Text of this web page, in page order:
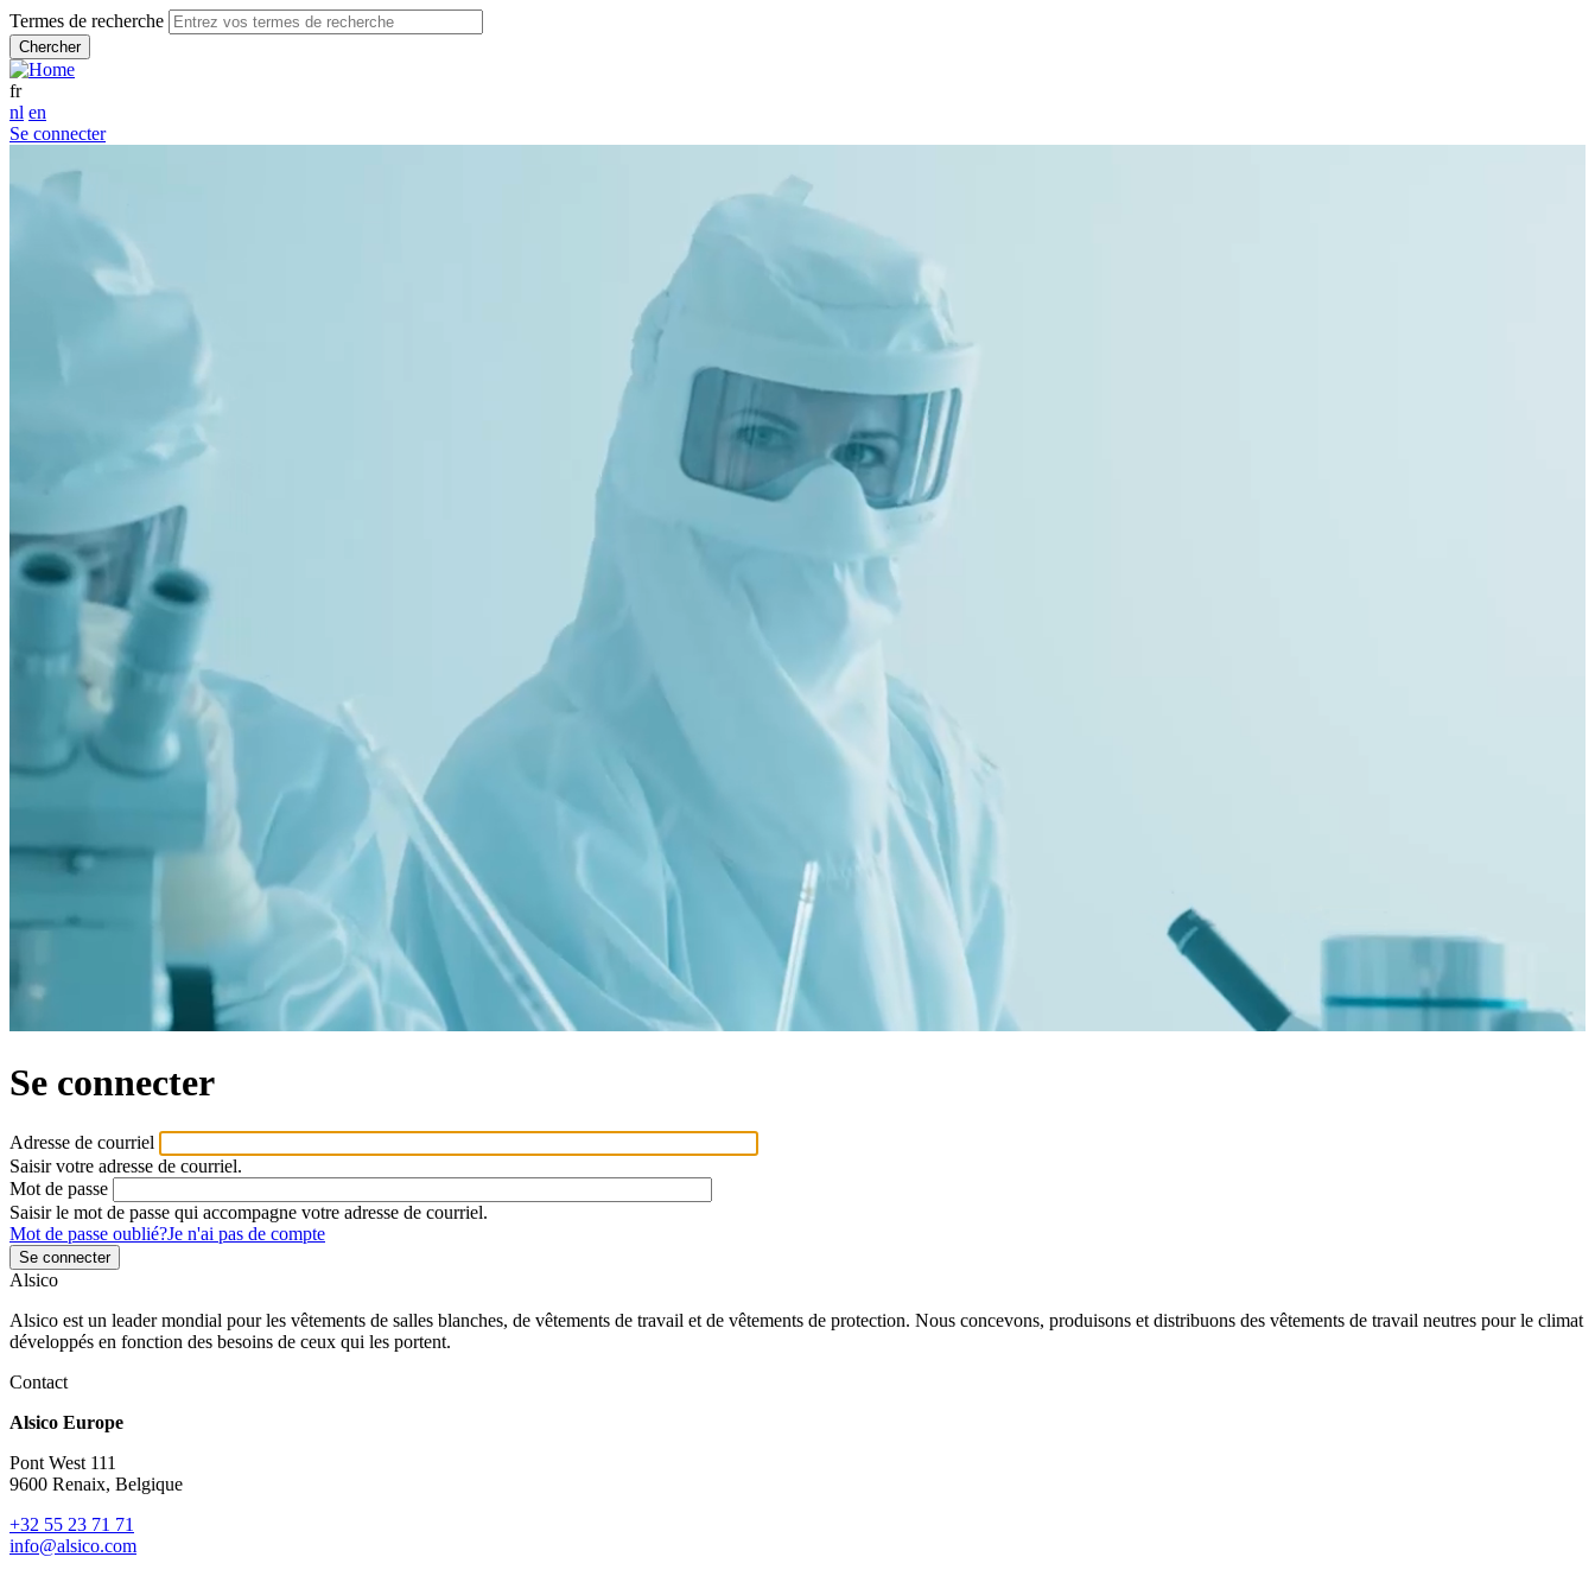
Termes de recherche
fr
nl en
Se connecter
Se connecter
Adresse de courriel
Saisir votre adresse de courriel.
Mot de passe
Saisir le mot de passe qui accompagne votre adresse de courriel.
Mot de passe oublié?Je n'ai pas de compte
Alsico
Alsico est un leader mondial pour les vêtements de salles blanches, de vêtements de travail et de vêtements de protection. Nous concevons, produisons et distribuons des vêtements de travail neutres pour le climat
développés en fonction des besoins de ceux qui les portent.
Contact
Alsico Europe
Pont West 111
9600 Renaix, Belgique
+32 55 23 71 71
info@alsico.com